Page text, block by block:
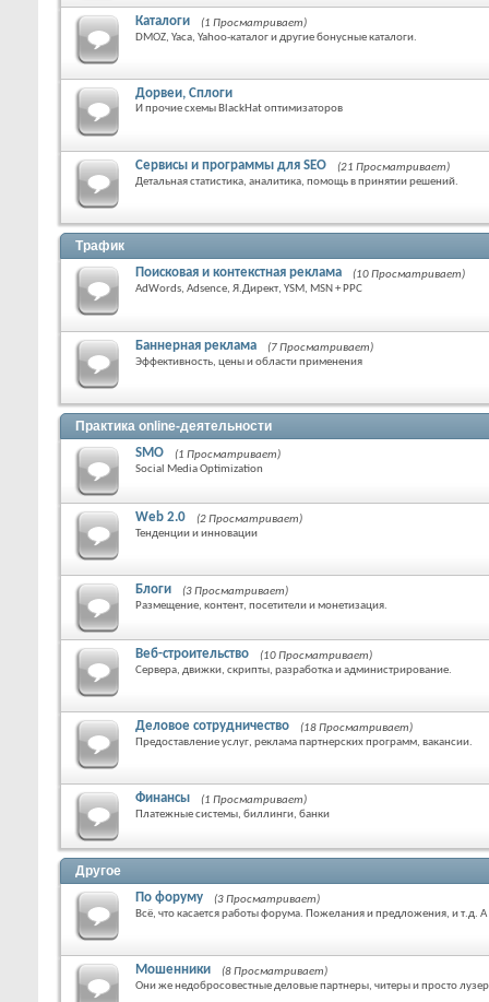
Каталоги
(1 Просматривает)
DMOZ, Yaca, Yahoo-каталог и другие бонусные каталоги.
Дорвеи, Сплоги
И прочие схемы BlackHat оптимизаторов
Сервисы и программы для SEO
(21 Просматривает)
Детальная статистика, аналитика, помощь в принятии решений.
Трафик
Поисковая и контекстная реклама
(10 Просматривает)
AdWords, Adsence, Я.Директ, YSM, MSN + PPC
Баннерная реклама
(7 Просматривает)
Эффективность, цены и области применения
Практика online-деятельности
SMO
(1 Просматривает)
Social Media Optimization
Web 2.0
(2 Просматривает)
Тенденции и инновации
Блоги
(3 Просматривает)
Размещение, контент, посетители и монетизация.
Веб-строительство
(10 Просматривает)
Сервера, движки, скрипты, разработка и администрирование.
Деловое сотрудничество
(18 Просматривает)
Предоставление услуг, реклама партнерских программ, вакансии.
Финансы
(1 Просматривает)
Платежные системы, биллинги, банки
Другое
По форуму
(3 Просматривает)
Всё, что касается работы форума. Пожелания и предложения, и т.д.
Мошенники
(8 Просматривает)
Они же недобросовестные деловые партнеры, читеры и просто